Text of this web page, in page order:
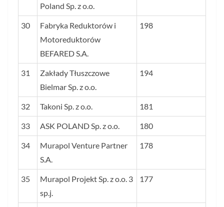
Poland Sp. z o.o.
30
Fabryka Reduktorów i
Motoreduktorów
BEFARED S.A.
198
31
Zakłady Tłuszczowe
Bielmar Sp. z o.o.
194
32 Takoni Sp. z o.o. 181
33 ASK POLAND Sp. z o.o. 180
34
Murapol Venture Partner
S.A.
178
35
Murapol Projekt Sp. z o.o. 3
sp.j.
177